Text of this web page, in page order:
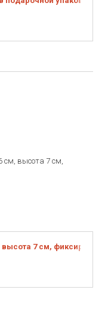
высота 7 см,